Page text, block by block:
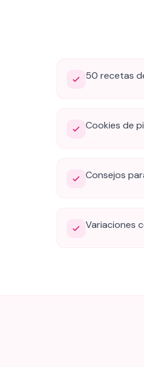
50 recetas
Cookies de
Consejos
Variaciones